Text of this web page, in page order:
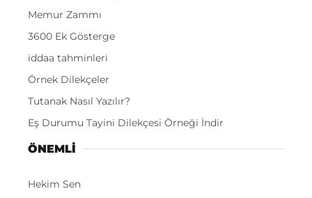
Memur Zammı
3600 Ek Gösterge
iddaa tahminleri
Örnek Dilekçeler
Tutanak Nasıl Yazılır?
Eş Durumu Tayini Dilekçesi Örneği İndir
ÖNEMLI
Hekim Sen